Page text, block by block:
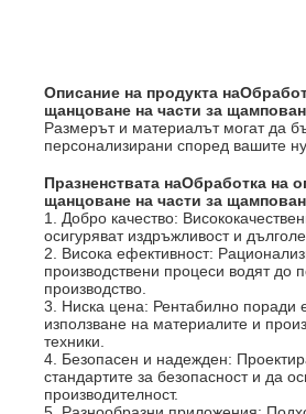
Описание на продукта на
щанцоване на части за
Размерът и материалът могат да
персонализирани според вашите
Празненствата наОбработка на
щанцоване на части за
1. Добро качество:
осигуряват издръжливост и
2. Висока ефективност:
производствени процеси водят до
производство.
3. Ниска цена: Рентабилно поради
използване на материалите и
техники.
4. Безопасен и надежден:
стандартите за безопасност и да
производителност.